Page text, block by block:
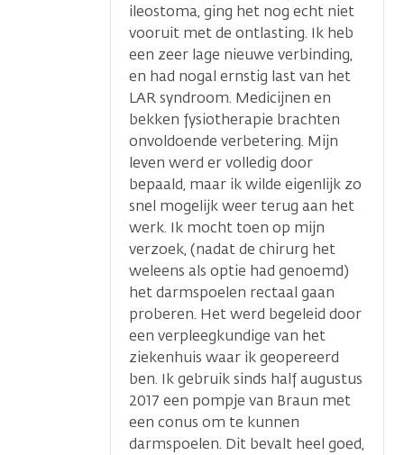
ileostoma, ging het nog echt niet
vooruit met de ontlasting. Ik heb
een zeer lage nieuwe verbinding,
en had nogal ernstig last van het
LAR syndroom. Medicijnen en
bekken fysiotherapie brachten
onvoldoende verbetering. Mijn
leven werd er volledig door
bepaald, maar ik wilde eigenlijk zo
snel mogelijk weer terug aan het
werk. Ik mocht toen op mijn
verzoek, (nadat de chirurg het
weleens als optie had genoemd)
het darmspoelen rectaal gaan
proberen. Het werd begeleid door
een verpleegkundige van het
ziekenhuis waar ik geopereerd
ben. Ik gebruik sinds half augustus
2017 een pompje van Braun met
een conus om te kunnen
darmspoelen. Dit bevalt heel goed,